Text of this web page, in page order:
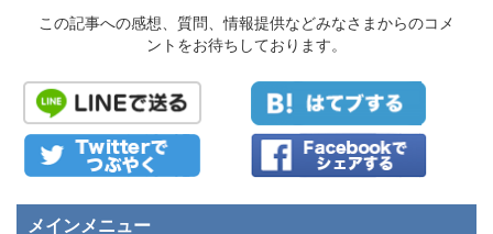
この記事への感想、質問、情報提供などみなさまからのコメ
ントをお待ちしております。
メインメニュー